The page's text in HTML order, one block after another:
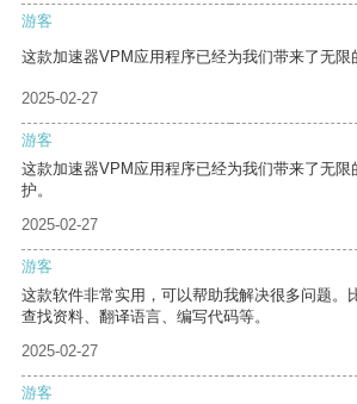
游客
这款加速器VPM应用程序已经为我们带来了无限
2025-02-27
游客
这款加速器VPM应用程序已经为我们带来了无限
护。
2025-02-27
游客
这款软件非常实用，可以帮助我解决很多问题。
查找资料、翻译语言、编写代码等。
2025-02-27
游客